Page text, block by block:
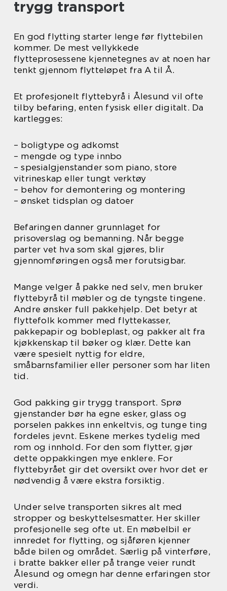
trygg transport
En god flytting starter lenge før flyttebilen
kommer. De mest vellykkede
flytteprosessene kjennetegnes av at noen har
tenkt gjennom flytteløpet fra A til Å.
Et profesjonelt flyttebyrå i Ålesund vil ofte
tilby befaring, enten fysisk eller digitalt. Da
kartlegges:
– boligtype og adkomst
– mengde og type innbo
– spesialgjenstander som piano, store
vitrineskap eller tungt verktøy
– behov for demontering og montering
– ønsket tidsplan og datoer
Befaringen danner grunnlaget for
prisoverslag og bemanning. Når begge
parter vet hva som skal gjøres, blir
gjennomføringen også mer forutsigbar.
Mange velger å pakke ned selv, men bruker
flyttebyrå til møbler og de tyngste tingene.
Andre ønsker full pakkehjelp. Det betyr at
flyttefolk kommer med flyttekasser,
pakkepapir og bobleplast, og pakker alt fra
kjøkkenskap til bøker og klær. Dette kan
være spesielt nyttig for eldre,
småbarnsfamilier eller personer som har liten
tid.
God pakking gir trygg transport. Sprø
gjenstander bør ha egne esker, glass og
porselen pakkes inn enkeltvis, og tunge ting
fordeles jevnt. Eskene merkes tydelig med
rom og innhold. For den som flytter, gjør
dette oppakkingen mye enklere. For
flyttebyrået gir det oversikt over hvor det er
nødvendig å være ekstra forsiktig.
Under selve transporten sikres alt med
stropper og beskyttelsesmatter. Her skiller
profesjonelle seg ofte ut. En møbelbil er
innredet for flytting, og sjåføren kjenner
både bilen og området. Særlig på vinterføre,
i bratte bakker eller på trange veier rundt
Ålesund og omegn har denne erfaringen stor
verdi.